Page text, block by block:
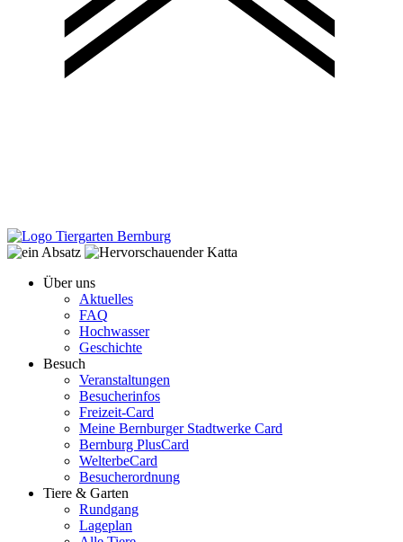
Über uns
Aktuelles
FAQ
Hochwasser
Geschichte
Besuch
Veranstaltungen
Besucherinfos
Freizeit-Card
Meine Bernburger Stadtwerke Card
Bernburg PlusCard
WelterbeCard
Besucherordnung
Tiere & Garten
Rundgang
Lageplan